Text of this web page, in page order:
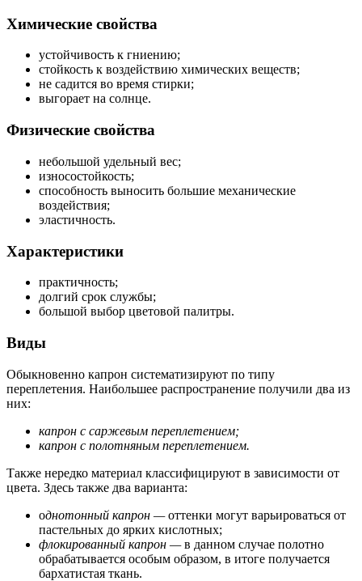
Химические свойства
устойчивость к гниению;
стойкость к воздействию химических веществ;
не садится во время стирки;
выгорает на солнце.
Физические свойства
небольшой удельный вес;
износостойкость;
способность выносить большие механические
воздействия;
эластичность.
Характеристики
практичность;
долгий срок службы;
большой выбор цветовой палитры.
Виды
Обыкновенно капрон систематизируют по типу
переплетения. Наибольшее распространение получили два из
них:
капрон с саржевым переплетением;
капрон с полотняным переплетением.
Также нередко материал классифицируют в зависимости от
цвета. Здесь также два варианта:
однотонный капрон —оттенки могут варьироваться от
пастельных до ярких кислотных;
флокированный капрон —в данном случае полотно
обрабатывается особым образом, в итоге получается
бархатистая ткань.